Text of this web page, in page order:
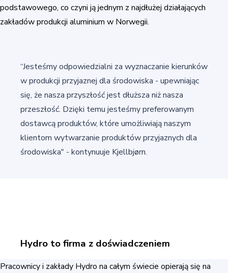
podstawowego, co czyni ją jednym z najdłużej działających
zakładów produkcji aluminium w Norwegii.
“Jesteśmy odpowiedzialni za wyznaczanie kierunków
w produkcji przyjaznej dla środowiska - upewniając
się, że nasza przyszłość jest dłuższa niż nasza
przeszłość. Dzięki temu jesteśmy preferowanym
dostawcą produktów, które umożliwiają naszym
klientom wytwarzanie produktów przyjaznych dla
środowiska" - kontynuuje Kjellbjørn.
Hydro to firma z doświadczeniem
Pracownicy i zakłady Hydro na całym świecie opierają się na